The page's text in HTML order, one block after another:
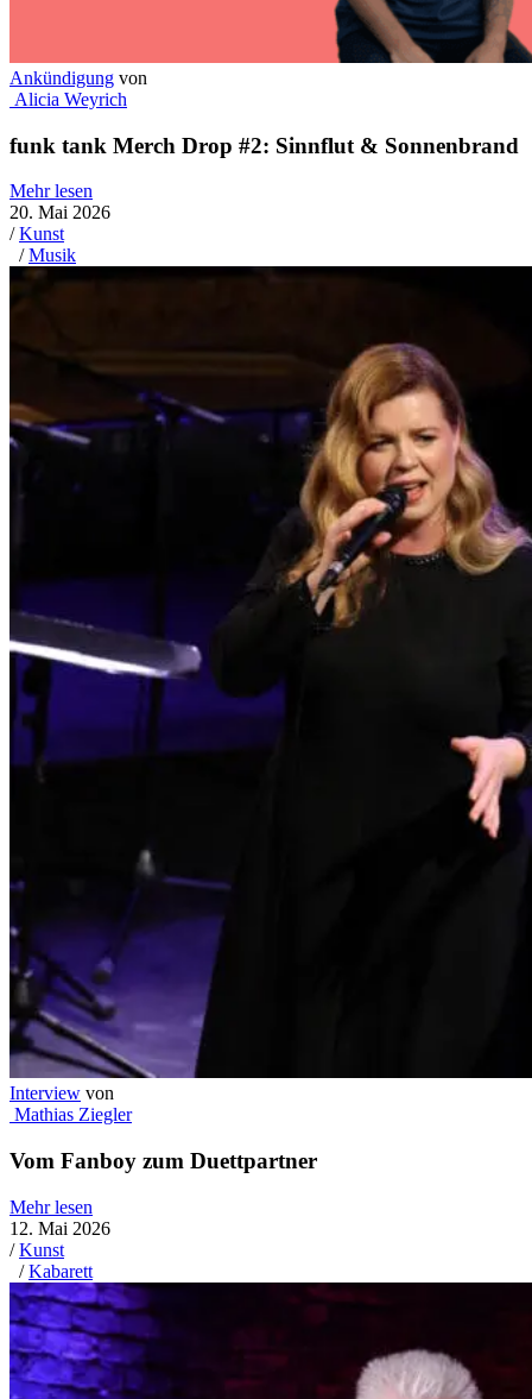
Ankündigung von
Alicia Weyrich
funk tank Merch Drop #2: Sinnflut & Sonnenbrand
Mehr lesen
20. Mai 2026
/Kunst
/Musik
Interview von
Mathias Ziegler
Vom Fanboy zum Duettpartner
Mehr lesen
12. Mai 2026
/Kunst
/Kabarett